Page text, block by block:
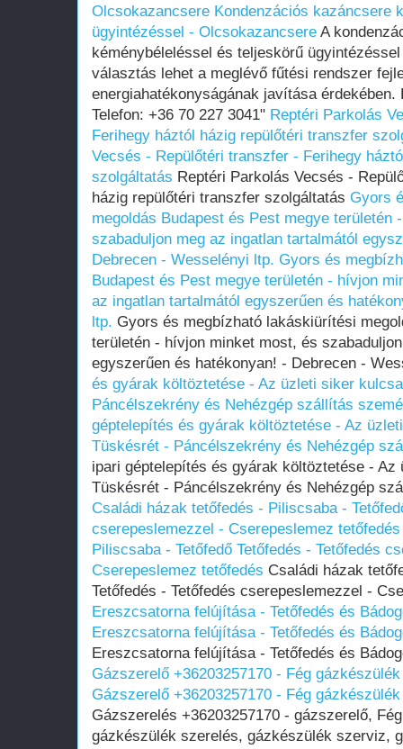
Olcsokazancsere Kondenzációs kazáncsere
ügyintézéssel - Olcsokazancsere A
kéménybéleléssel és teljeskörű
választás lehet a meglévő fűtési rendszer
energiahatékonyságának javítása
Telefon: +36 70 227 3041" Reptéri Parkolás
Ferihegy háztól házig repülőtéri transzfer
Vecsés - Repülőtéri transzfer - Ferihegy
szolgáltatás Reptéri Parkolás Vecsés -
házig repülőtéri transzfer szolgáltatás Gyors
megoldás Budapest és Pest megye területén
szabaduljon meg az ingatlan tartalmától
Debrecen - Wesselényi ltp. Gyors és
Budapest és Pest megye területén - hívjon
az ingatlan tartalmától egyszerűen és
ltp. Gyors és megbízható lakáskiürítési
területén - hívjon minket most, és
egyszerűen és hatékonyan! - Debrecen -
és gyárak költöztetése - Az üzleti siker
Páncélszekrény és Nehézgép szállítás
géptelepítés és gyárak költöztetése - Az
Tüskésrét - Páncélszekrény és Nehézgép
ipari géptelepítés és gyárak költöztetése -
Tüskésrét - Páncélszekrény és Nehézgép
Családi házak tetőfedés - Piliscsaba -
cserepeslemezzel - Cserepeslemez tetőfedés
Piliscsaba - Tetőfedő Tetőfedés - Tetőfedés
Cserepeslemez tetőfedés Családi házak
Tetőfedés - Tetőfedés cserepeslemezzel -
Ereszcsatorna felújítása - Tetőfedés és
Ereszcsatorna felújítása - Tetőfedés és
Ereszcsatorna felújítása - Tetőfedés és
Gázszerelő +36203257170 - Fég
Gázszerelő +36203257170 - Fég
Gázszerelés +36203257170 - gázszerelő,
gázkészülék szerelés, gázkészülék szerviz,